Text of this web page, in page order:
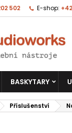
502 E-shop:
BASKYTARY
Příslušenství